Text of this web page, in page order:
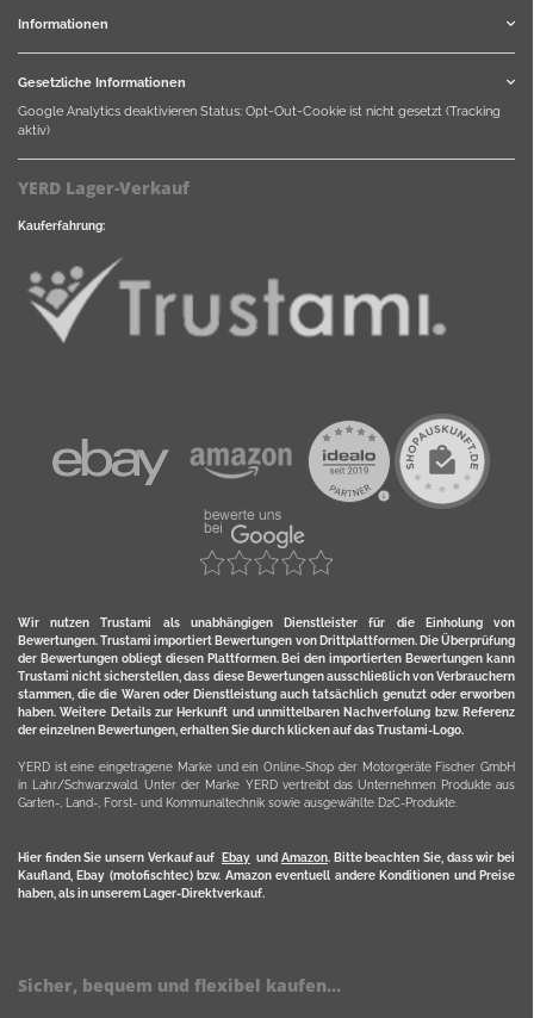
Informationen
Gesetzliche Informationen
Google Analytics deaktivieren Status: Opt-Out-Cookie ist nicht gesetzt (Tracking
aktiv)
YERD Lager-Verkauf
Kauferfahrung:
Wir nutzen Trustami als unabhängigen Dienstleister für die Einholung von
Bewertungen. Trustami importiert Bewertungen von Drittplattformen. Die Überprüfung
der Bewertungen obliegt diesen Plattformen. Bei den importierten Bewertungen kann
Trustami nicht sicherstellen, dass diese Bewertungen ausschließlich von Verbrauchern
stammen, die die Waren oder Dienstleistung auch tatsächlich genutzt oder erworben
haben. Weitere Details zur Herkunft und unmittelbaren Nachverfolung bzw. Referenz
der einzelnen Bewertungen, erhalten Sie durch klicken auf das Trustami-Logo.
YERD ist eine eingetragene Marke und ein Online-Shop der Motorgeräte Fischer GmbH
in Lahr/Schwarzwald. Unter der Marke YERD vertreibt das Unternehmen Produkte aus
Garten-, Land-, Forst- und Kommunaltechnik sowie ausgewählte D2C-Produkte.
Hier finden Sie unsern Verkauf auf Ebayund Amazon. Bitte beachten Sie, dass wir bei
Kaufland, Ebay (motofischtec) bzw. Amazon eventuell andere Konditionen und Preise
haben, als in unserem Lager-Direktverkauf.
Sicher, bequem und flexibel kaufen...